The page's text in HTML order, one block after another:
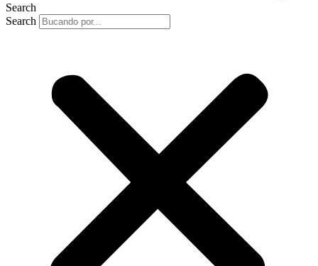
Search
Search